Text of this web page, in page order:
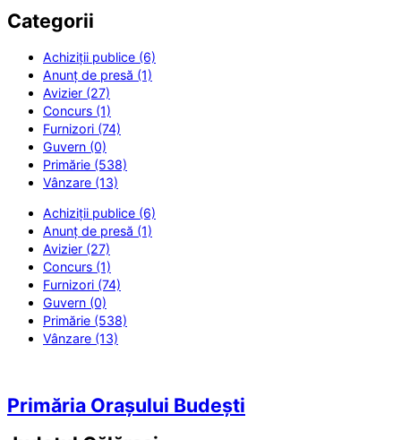
Categorii
Achiziții publice (6)
Anunț de presă (1)
Avizier (27)
Concurs (1)
Furnizori (74)
Guvern (0)
Primărie (538)
Vânzare (13)
Achiziții publice (6)
Anunț de presă (1)
Avizier (27)
Concurs (1)
Furnizori (74)
Guvern (0)
Primărie (538)
Vânzare (13)
Primăria Orașului Budești